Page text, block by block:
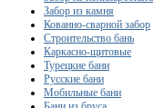
Забор из камня
Кованно-сварной забор
Строительство бань
Каркасно-щитовые
Турецкие бани
Русские бани
Мобильные бани